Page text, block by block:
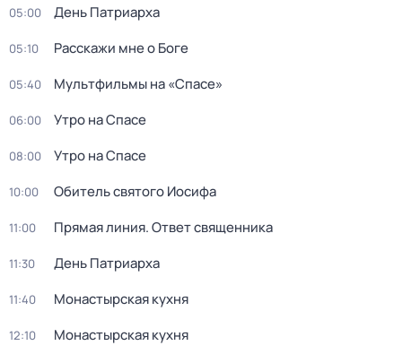
05:00 День Патриарха
05:10 Расскажи мне о Боге
05:40 Мультфильмы на «Спасе»
06:00 Утро на Спасе
08:00 Утро на Спасе
10:00 Обитель святого Иосифа
11:00 Прямая линия. Ответ священника
11:30 День Патриарха
11:40 Монастырская кухня
12:10
Монастырская кухня